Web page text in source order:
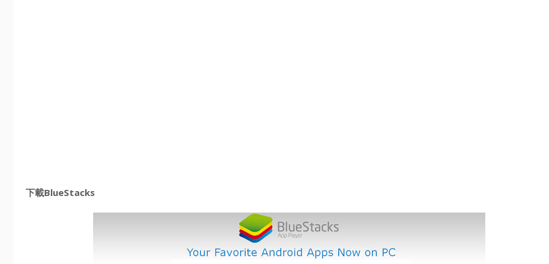
下載BlueStacks